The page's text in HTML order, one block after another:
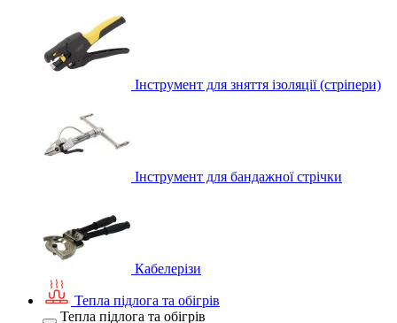
Інструмент для зняття ізоляції (стріпери)
Інструмент для бандажної стрічки
Кабелерізи
Тепла підлога та обігрів
Тепла підлога та обігрів